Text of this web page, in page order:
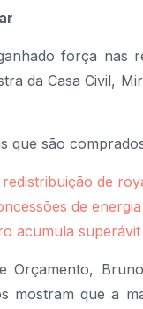
força nas
da Casa Civil,
são
de
de
acumula
Orçamento,
mostram que a